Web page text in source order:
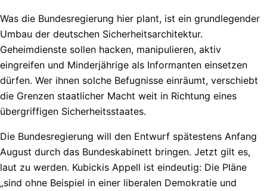
Was die Bundesregierung hier plant, ist ein grundlegender
Umbau der deutschen Sicherheitsarchitektur.
Geheimdienste sollen hacken, manipulieren, aktiv
eingreifen und Minderjährige als Informanten einsetzen
dürfen. Wer ihnen solche Befugnisse einräumt, verschiebt
die Grenzen staatlicher Macht weit in Richtung eines
übergriffigen Sicherheitsstaates.
Die Bundesregierung will den Entwurf spätestens Anfang
August durch das Bundeskabinett bringen. Jetzt gilt es,
laut zu werden. Kubickis Appell ist eindeutig: Die Pläne
„sind ohne Beispiel in einer liberalen Demokratie und